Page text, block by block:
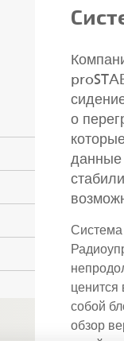
о
данные
Система
ценится
собой
обзор